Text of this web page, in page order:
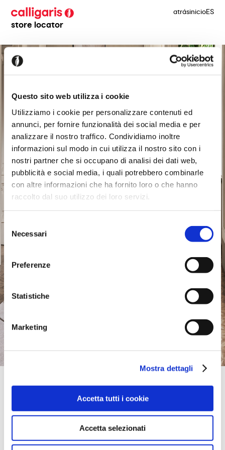
Questo sito web utilizza i cookie
Utilizziamo i cookie per personalizzare contenuti ed
annunci, per fornire funzionalità dei social media e per
analizzare il nostro traffico. Condividiamo inoltre
informazioni sul modo in cui utilizza il nostro sito con i
nostri partner che si occupano di analisi dei dati web,
pubblicità e social media, i quali potrebbero combinarle
con altre informazioni che ha fornito loro o che hanno
raccolto dal suo utilizzo dei loro servizi.
Selezione
del
consenso
Necessari
Preferenze
Statistiche
Marketing
Mostra dettagli
Accetta tutti i cookie
Accetta selezionati
store locator
atrásinicioES
VIA PICASSO,
04100, LATINA, LT, Italia
llévame aquí